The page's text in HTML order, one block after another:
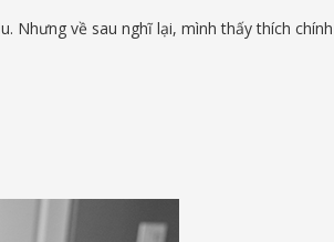
Nhưng về sau nghĩ lại, mình thấy thích chính